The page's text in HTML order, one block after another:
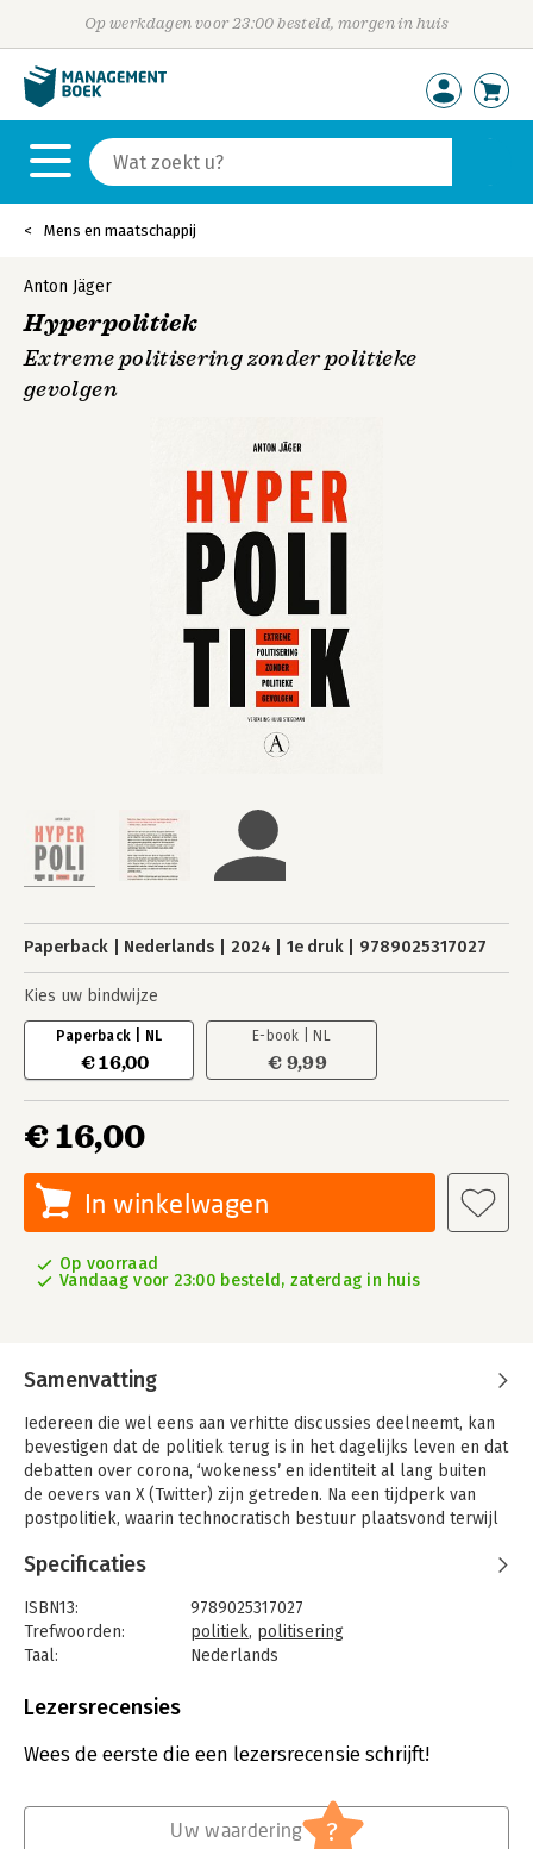
Op werkdagen voor 23:00 besteld, morgen in huis
Mens en maatschappij
Anton Jäger
Hyperpolitiek
Extreme politisering zonder politieke
gevolgen
Paperback Nederlands 2024 1e druk 9789025317027
Kies uw bindwijze
Paperback | NL
€ 16,00
E-book | NL
€ 9,99
€ 16,00
In winkelwagen
Op voorraad
Vandaag voor 23:00 besteld, zaterdag in huis
Samenvatting
Iedereen die wel eens aan verhitte discussies deelneemt, kan
bevestigen dat de politiek terug is in het dagelijks leven en dat
debatten over corona, ‘wokeness’ en identiteit al lang buiten
de oevers van X (Twitter) zijn getreden. Na een tijdperk van
postpolitiek, waarin technocratisch bestuur plaatsvond terwijl
staat inmiddels bijna álles onder politieke hoogspanning.
Anton Jäger muntte hiervoor de term ‘hyperpolitiek’. Hij merkt
op dat golven van opwinding zich zelden vertalen in
collectieve daden: politisering resulteert niet in politieke actie.
waardoor mensen niet langer via de klassieke instituties zoals
Specificaties
ISBN13:
9789025317027
Trefwoorden:
politiek, politisering
Taal:
Nederlands
Aantal pagina's:
Druk:
1
Mens en maatschappij
Lezersrecensies
Wees de eerste die een lezersrecensie schrijft!
Uw waardering ?